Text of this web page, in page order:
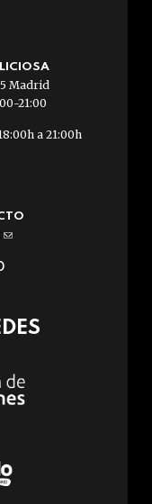
Madrid
21:00
a 21:00h
(link
e-